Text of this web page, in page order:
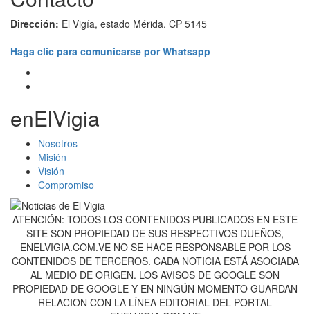
Dirección: El Vigía, estado Mérida. CP 5145
Haga clic para comunicarse por Whatsapp
enElVigia
Nosotros
Misión
Visión
Compromiso
ATENCIÓN: TODOS LOS CONTENIDOS PUBLICADOS EN ESTE
SITE SON PROPIEDAD DE SUS RESPECTIVOS DUEÑOS,
ENELVIGIA.COM.VE NO SE HACE RESPONSABLE POR LOS
CONTENIDOS DE TERCEROS. CADA NOTICIA ESTÁ ASOCIADA
AL MEDIO DE ORIGEN. LOS AVISOS DE GOOGLE SON
PROPIEDAD DE GOOGLE Y EN NINGÚN MOMENTO GUARDAN
RELACION CON LA LÍNEA EDITORIAL DEL PORTAL